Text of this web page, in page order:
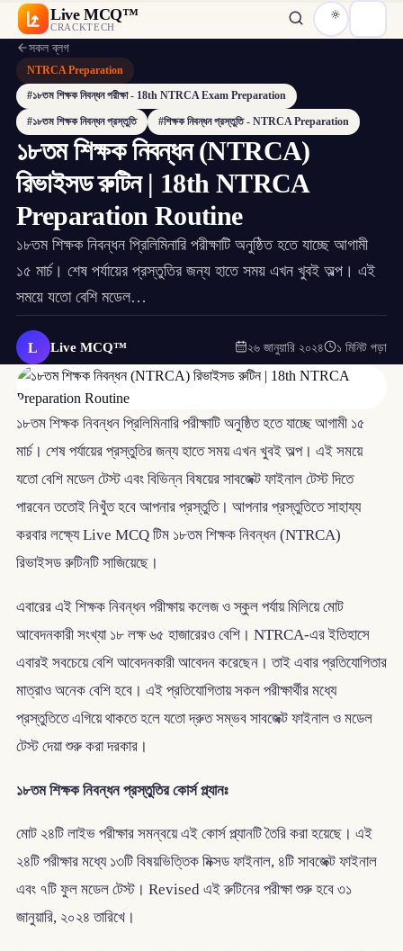
Live MCQ™
CRACKTECH
সকল ব্লগ
NTRCA Preparation
#১৮তম শিক্ষক নিবন্ধন পরীক্ষা - 18th NTRCA Exam Preparation
#১৮তম শিক্ষক নিবন্ধন প্রস্তুতি #শিক্ষক নিবন্ধন প্রস্তুতি - NTRCA Preparation
১৮তম শিক্ষক নিবন্ধন (NTRCA)
রিভাইসড রুটিন | 18th NTRCA
Preparation Routine
১৮তম শিক্ষক নিবন্ধন প্রিলিমিনারি পরীক্ষাটি অনুষ্ঠিত হতে যাচ্ছে আগামী
১৫ মার্চ। শেষ পর্যায়ের প্রস্তুতির জন্য হাতে সময় এখন খুবই অল্প। এই
সময়ে যতো বেশি মডেল…
L Live MCQ™ ২৬ জানুয়ারি ২০২৪ ১ মিনিট পড়া
১৮তম শিক্ষক নিবন্ধন প্রিলিমিনারি পরীক্ষাটি অনুষ্ঠিত হতে যাচ্ছে আগামী ১৫
মার্চ। শেষ পর্যায়ের প্রস্তুতির জন্য হাতে সময় এখন খুবই অল্প। এই সময়ে
যতো বেশি মডেল টেস্ট এবং বিভিন্ন বিষয়ের সাবজেক্ট ফাইনাল টেস্ট দিতে
পারবেন ততোই নিখুঁত হবে আপনার প্রস্তুতি। আপনার প্রস্তুতিতে সাহায্য
করবার লক্ষ্যে Live MCQ টিম ১৮তম শিক্ষক নিবন্ধন (NTRCA)
রিভাইসড রুটিনটি সাজিয়েছে।
এবারের এই শিক্ষক নিবন্ধন পরীক্ষায় কলেজ ও স্কুল পর্যায় মিলিয়ে মোট
আবেদনকারী সংখ্যা ১৮ লক্ষ ৬৫ হাজারেরও বেশি। NTRCA-এর ইতিহাসে
এবারই সবচেয়ে বেশি আবেদনকারী আবেদন করেছেন। তাই এবার প্রতিযোগিতার
মাত্রাও অনেক বেশি হবে। এই প্রতিযোগিতায় সকল পরীক্ষার্থীর মধ্যে
প্রস্তুতিতে এগিয়ে থাকতে হলে যতো দ্রুত সম্ভব সাবজেক্ট ফাইনাল ও মডেল
টেস্ট দেয়া শুরু করা দরকার।
১৮তম শিক্ষক নিবন্ধন প্রস্তুতির কোর্স প্ল্যানঃ
মোট ২৪টি লাইভ পরীক্ষার সমন্বয়ে এই কোর্স প্ল্যানটি তৈরি করা হয়েছে। এই
২৪টি পরীক্ষার মধ্যে ১৩টি বিষয়ভিত্তিক মিক্সড ফাইনাল, ৪টি সাবজেক্ট ফাইনাল
এবং ৭টি ফুল মডেল টেস্ট। Revised এই রুটিনের পরীক্ষা শুরু হবে ৩১
জানুয়ারি, ২০২৪ তারিখে।